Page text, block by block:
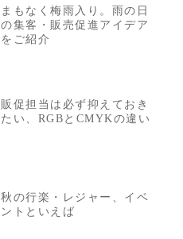
まもなく梅雨入り。雨の日
の集客・販売促進アイデア
をご紹介
販促担当は必ず抑えておき
たい、RGBとCMYKの違い
秋の行楽・レジャー、イベ
ントといえば